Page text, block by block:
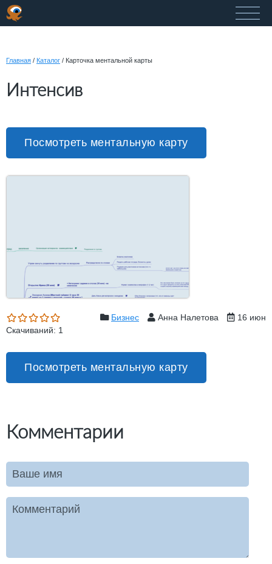
Главная / Каталог / Карточка ментальной карты
Интенсив
Посмотреть ментальную карту
Скачиваний: 1
Бизнес Анна Налетова 16 июн
Посмотреть ментальную карту
Комментарии
Ваше имя
Комментарий